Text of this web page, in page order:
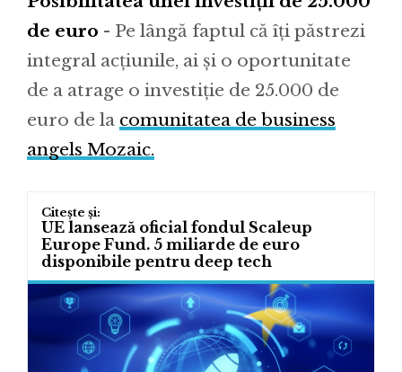
de euro - Pe lângă faptul că îți păstrezi
integral acțiunile, ai și o oportunitate
de a atrage o investiție de 25.000 de
euro de la comunitatea de business
angels Mozaic.
UE lansează oficial fondul Scaleup
Europe Fund. 5 miliarde de euro
disponibile pentru deep tech